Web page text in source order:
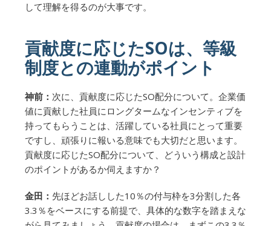
して理解を得るのが大事です。
貢献度に応じたSOは、等級
制度との連動がポイント
神前： 次に、貢献度に応じたSO配分について。企業価
値に貢献した社員にロングタームなインセンティブを
持ってもらうことは、活躍している社員にとって重要
ですし、頑張りに報いる意味でも大切だと思います。
貢献度に応じたSO配分について、どういう構成と設計
のポイントがあるか伺えますか？
金田： 先ほどお話しした10％の付与枠を3分割した各
3.3％をベースにする前提で、具体的な数字を踏まえな